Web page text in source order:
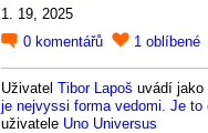
1. 19, 2025
0 komentářů 1 oblíbené
Uživatel Tibor Lapoš uvádí jako
je nejvyssi forma vedomi. Je to
uživatele Uno Universus